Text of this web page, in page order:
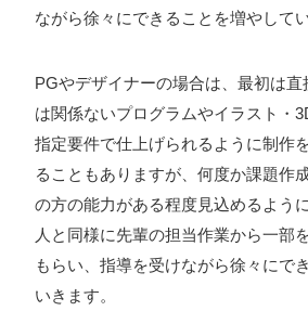
ながら徐々にできることを増やして
PGやデザイナーの場合は、最初は直
は関係ないプログラムやイラスト・
指定要件で仕上げられるように制作
ることもありますが、何度か課題作
の方の能力がある程度見込めるよう
人と同様に先輩の担当作業から一部
もらい、指導を受けながら徐々にで
いきます。